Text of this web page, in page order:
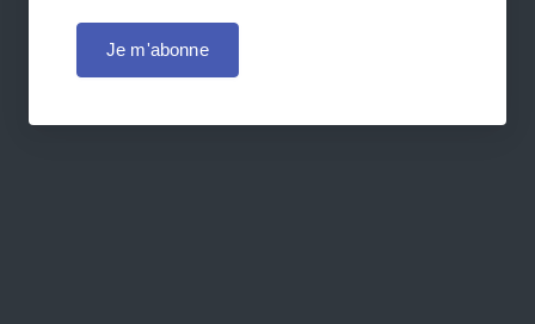
Je m'abonne